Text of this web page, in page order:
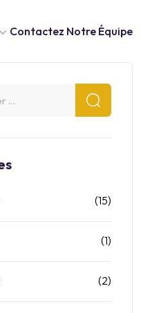
Contactez Notre Équipe
(15)
(1)
(2)